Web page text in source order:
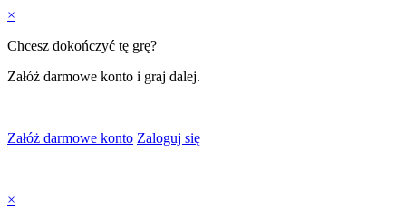
×
Chcesz dokończyć tę grę?
Załóż darmowe konto i graj dalej.
Załóż darmowe konto Zaloguj się
×